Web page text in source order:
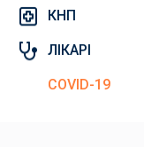
КНП
ЛІКАРІ
COVID-19